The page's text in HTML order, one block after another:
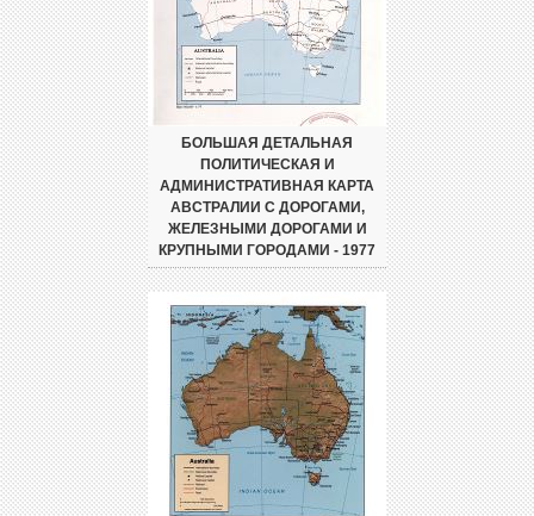
БОЛЬШАЯ ДЕТАЛЬНАЯ
ПОЛИТИЧЕСКАЯ И
АДМИНИСТРАТИВНАЯ КАРТА
АВСТРАЛИИ С ДОРОГАМИ,
ЖЕЛЕЗНЫМИ ДОРОГАМИ И
КРУПНЫМИ ГОРОДАМИ - 1977